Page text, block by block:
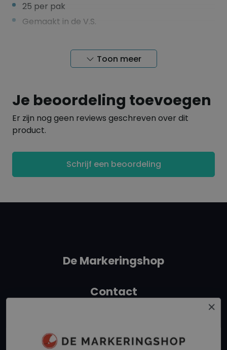
25 per pak
Gemaakt in de V.S.
SPECIFICATIES
Toon meer
Je beoordeling toevoegen
Er zijn nog geen reviews geschreven over dit
product.
Schrijf een beoordeling
De Markeringshop
Contact